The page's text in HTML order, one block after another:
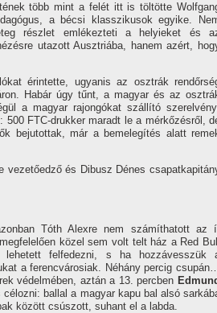
több mint a felét itt is töltötte
a bécsi klasszikusok egyike.
részlet emlékezteti a helyieket és
utazott Ausztriába, hanem azért,
érintette, ugyanis az osztrák
Habár úgy tűnt, a magyar és az
a magyar rajongókat szállító
FTC-drukker maradt le a mérkőzésről,
bejutottak, már a bemelegítés alatt
vezetőedző és Dibusz Dénes
Tóth Alexre nem számíthatott az
közel sem volt telt ház a Red Bull
lehetett felfedezni, s ha hozzávesszük
a ferencvárosiak. Néhány percig
védelmében, aztán a 13. percben
ballal a magyar kapu bal alsó
között csúszott, suhant el a labda.